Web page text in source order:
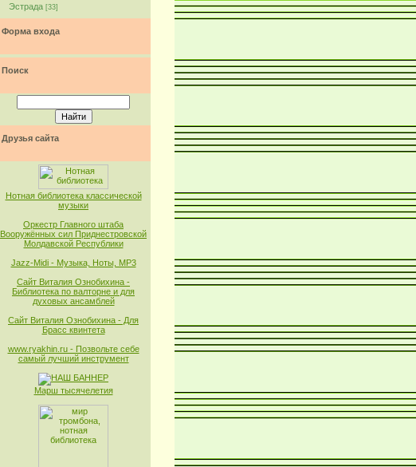
Эстрада [33]
Форма входа
Поиск
Друзья сайта
Нотная библиотека классической
музыки
Оркестр Главного штаба
Вооружённых сил Приднестровской
Молдавской Республики
Jazz-Midi - Музыка, Ноты, MP3
Сайт Виталия Ознобихина -
Библиотека по валторне и для
духовых ансамблей
Сайт Виталия Ознобихина - Для
Брасс квинтета
www.ryakhin.ru - Позвольте себе
самый лучший инструмент
Марш тысячелетия